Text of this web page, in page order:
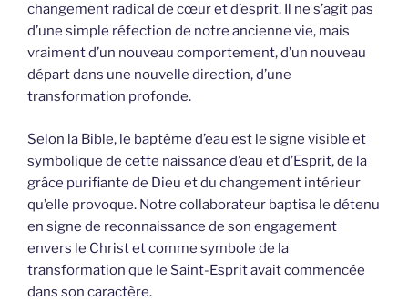
changement radical de cœur et d’esprit. Il ne s’agit pas
d’une simple réfection de notre ancienne vie, mais
vraiment d’un nouveau comportement, d’un nouveau
départ dans une nouvelle direction, d’une
transformation profonde.
Selon la Bible, le baptême d’eau est le signe visible et
symbolique de cette naissance d’eau et d’Esprit, de la
grâce purifiante de Dieu et du changement intérieur
qu’elle provoque. Notre collaborateur baptisa le détenu
en signe de reconnaissance de son engagement
envers le Christ et comme symbole de la
transformation que le Saint-Esprit avait commencée
dans son caractère.